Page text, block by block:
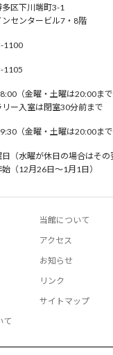
多区下川端町3-1
ンセンタービル7・8階
1100
1105
（金曜・土曜は20:00まで
ー入室は閉室30分前まで
（金曜・土曜は20:00まで
（水曜が休日の場合はその
（12月26日〜1月1日）
て
当館について
アクセス
お知らせ
リンク
サイトマップ